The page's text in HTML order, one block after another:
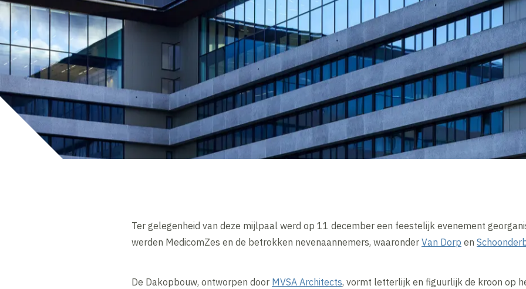
Ter gelegenheid van deze mijlpaal werd op 11 december een feestelijk evenement
werden MedicomZes en de betrokken nevenaannemers, waaronder Van Dorp en
De Dakopbouw, ontworpen door MVSA Architects, vormt letterlijk en figuurlijk de kroon op